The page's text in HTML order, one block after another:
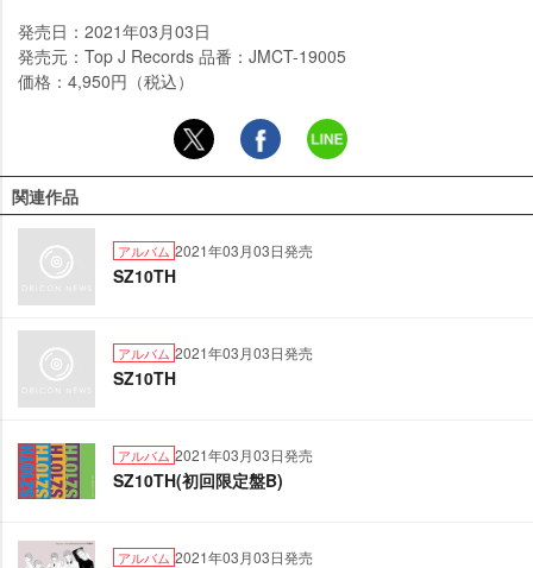
発売日：2021年03月03日
発売元：Top J Records 品番：JMCT-19005
価格：4,950円（税込）
関連作品
アルバム 2021年03月03日発売
SZ10TH
アルバム 2021年03月03日発売
SZ10TH
アルバム 2021年03月03日発売
SZ10TH(初回限定盤B)
アルバム 2021年03月03日発売